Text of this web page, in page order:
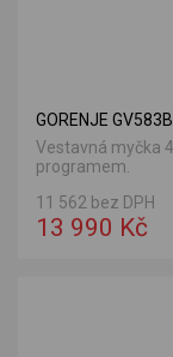
GORENJE
Vestavná myčka
programem.
11 562 bez DPH
13 990 Kč